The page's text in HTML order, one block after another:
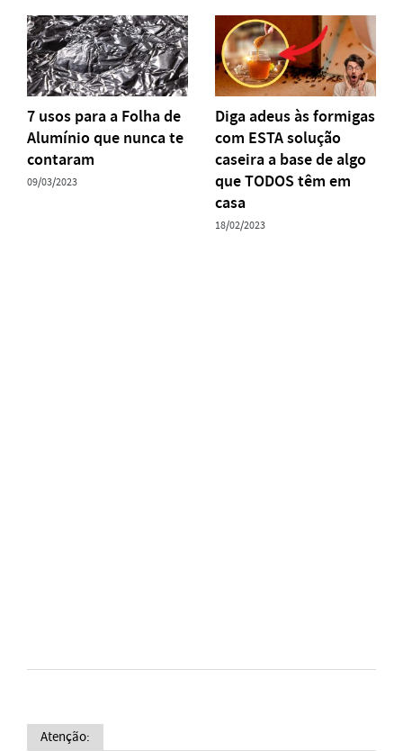
7 usos para a Folha de
Alumínio que nunca te
contaram
09/03/2023
Diga adeus às formigas
com ESTA solução
caseira a base de algo
que TODOS têm em
casa
18/02/2023
Atenção: